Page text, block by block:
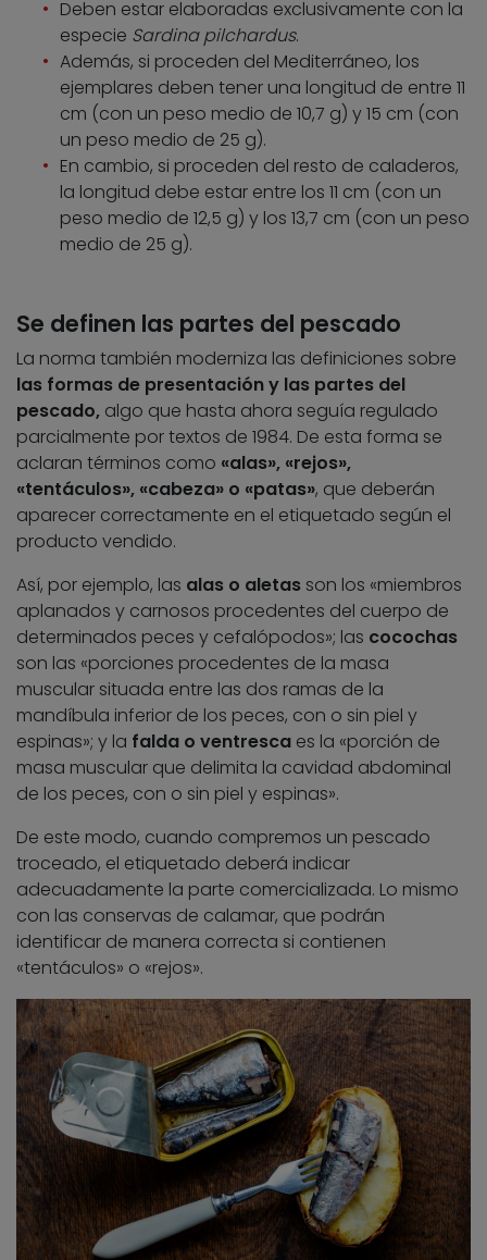
Deben estar elaboradas exclusivamente con la
especie Sardina pilchardus.
Además, si proceden del Mediterráneo, los
ejemplares deben tener una longitud de entre 11
cm (con un peso medio de 10,7 g) y 15 cm (con
un peso medio de 25 g).
En cambio, si proceden del resto de caladeros,
la longitud debe estar entre los 11 cm (con un
peso medio de 12,5 g) y los 13,7 cm (con un peso
medio de 25 g).
Se definen las partes del pescado
La norma también moderniza las definiciones sobre
las formas de presentación y las partes del
pescado, algo que hasta ahora seguía regulado
parcialmente por textos de 1984. De esta forma se
aclaran términos como «alas», «rejos»,
«tentáculos», «cabeza» o «patas», que deberán
aparecer correctamente en el etiquetado según el
producto vendido.
Así, por ejemplo, las alas o aletas son los «miembros
aplanados y carnosos procedentes del cuerpo de
determinados peces y cefalópodos»; las cocochas
son las «porciones procedentes de la masa
muscular situada entre las dos ramas de la
mandíbula inferior de los peces, con o sin piel y
espinas»; y la falda o ventresca es la «porción de
masa muscular que delimita la cavidad abdominal
de los peces, con o sin piel y espinas».
De este modo, cuando compremos un pescado
troceado, el etiquetado deberá indicar
adecuadamente la parte comercializada. Lo mismo
con las conservas de calamar, que podrán
identificar de manera correcta si contienen
«tentáculos» o «rejos».